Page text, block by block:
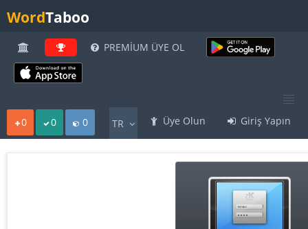
WordTaboo
PREMİUM ÜYE OL
Üye Olun Giriş Yapın
TR
0 0 0